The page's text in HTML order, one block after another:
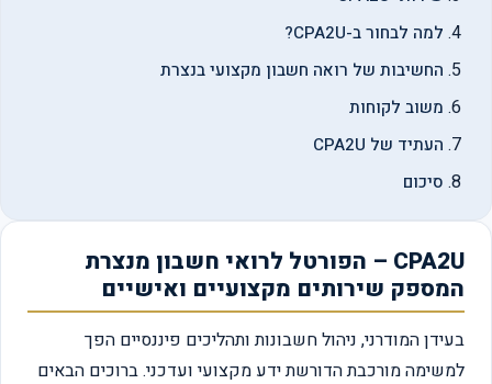
למה לבחור ב-CPA2U?
החשיבות של רואה חשבון מקצועי בנצרת
משוב לקוחות
העתיד של CPA2U
סיכום
CPA2U – הפורטל לרואי חשבון מנצרת
המספק שירותים מקצועיים ואישיים
בעידן המודרני, ניהול חשבונות ותהליכים פיננסיים הפך
למשימה מורכבת הדורשת ידע מקצועי ועדכני. ברוכים הבאים